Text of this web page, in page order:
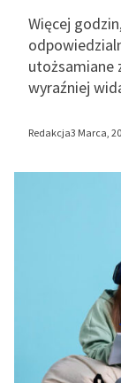
Więcej
utożsamiane
wyraźniej
Redakcja3 Marca,